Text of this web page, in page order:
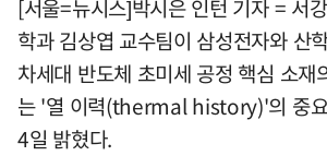
[서울=뉴시스]박시은 인턴 기자 = 서
학과 김상엽 교수팀이 삼성전자와 산
차세대 반도체 초미세 공정 핵심 소재
는 '열 이력(thermal history)'의 중
4일 밝혔다.